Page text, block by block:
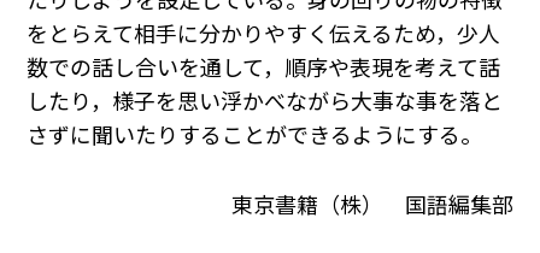
をとらえて相手に分かりやすく伝えるため，少人
数での話し合いを通して，順序や表現を考えて話
したり，様子を思い浮かべながら大事な事を落と
さずに聞いたりすることができるようにする。
東京書籍（株） 国語編集部